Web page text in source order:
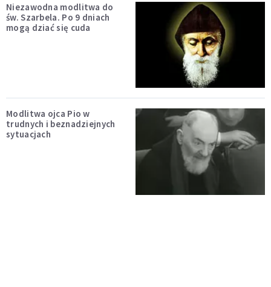
Niezawodna modlitwa do
św. Szarbela. Po 9 dniach
mogą dziać się cuda
Modlitwa ojca Pio w
trudnych i beznadziejnych
sytuacjach